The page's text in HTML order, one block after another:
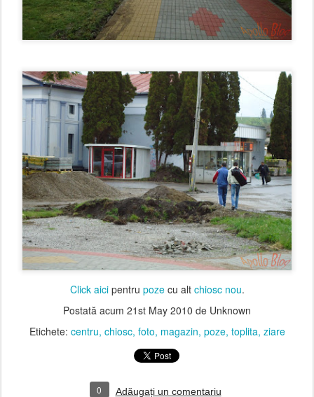
Click aicipentru pozecu alt chiosc nou.
Postată acum 21st May 2010 de Unknown
Etichete: centru chiosc foto magazin poze toplita ziare
0 Adăugați un comentariu